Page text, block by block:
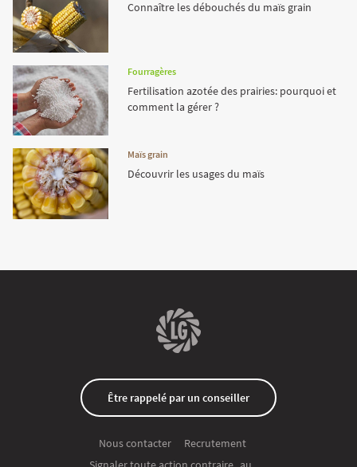
Connaître les débouchés du maïs grain
Fourragères
Fertilisation azotée des prairies: pourquoi et
comment la gérer ?
Maïs grain
Découvrir les usages du maïs
Être rappelé par un conseiller
Nous contacter
Recrutement